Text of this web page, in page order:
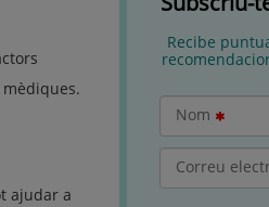
ajudar a
Recibe
Nom
Correu